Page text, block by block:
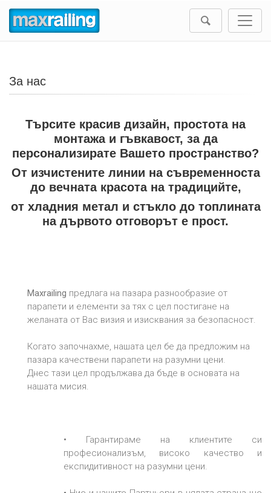
За нас
Търсите красив дизайн, простота на
монтажа и гъвкавост, за да
персонализирате Вашето пространство?
От изчистените линии на съвременноста
до вечната красота на традицийте,
от хладния метал и стъкло до топлината
на дървото отговорът е прост.
Maxrailing предлага на пазара разнообразие от
парапети и елементи за тях с цел постигане на
желаната от Вас визия и изисквания за безопасност.
Когато започнахме, нашата цел бе да предложим нa
пазара качествени парапети на разумни цени.
Днес тази цел продължава да бъде в основата на
нашата мисия.
• Гарантираме на клиентите си
професионализъм, високо качество и
експидитивност на разумни цени.